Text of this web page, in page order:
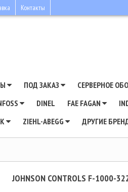
Контакты
ПОД ЗАКАЗ СЕРВЕРНОЕ
DINEL FAE FAGAN
ZIEHL-ABEGG ДРУГИЕ
JOHNSON CONTROLS F-1000-